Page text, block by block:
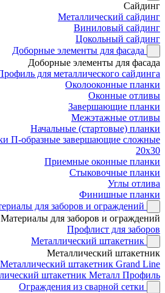
Сайдинг
Металлический сайдинг
Виниловый сайдинг
Цокольный сайдинг
Доборные элементы для фасада
Доборные элементы для фасада
для металлического сайдинга
Околооконные планки
Оконные отливы
Завершающие планки
Межэтажные отливы
Начальные (стартовые) планки
П-образные завершающие сложные
20x30
Приемные оконные планки
Стыковочные планки
Углы отлива
Финишные планки
для заборов и ограждений
Материалы для заборов и ограждений
Профлист для заборов
Металлический штакетник
Металлический штакетник
Металлический штакетник Grand Line
штакетник Металл Профиль
Ограждения из сварной сетки